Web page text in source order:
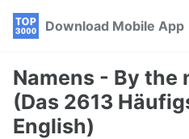
Skip
navigation
Skip
Skip
Download Mobile App
Namens - By the
(Das 2613
English)